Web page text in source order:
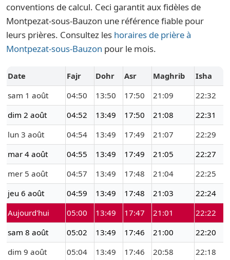
conventions de calcul. Ceci garantit aux fidèles de
Montpezat-sous-Bauzon une référence fiable pour
leurs prières. Consultez les horaires de prière à
Montpezat-sous-Bauzon pour le mois.
Date Fajr Dohr Asr Maghrib
Isha
sam 1 août
04:50 13:50 17:50 21:09
22:32
dim 2 août
04:52 13:49 17:50 21:08
22:31
lun 3 août
04:54 13:49 17:49 21:07
22:29
mar 4 août
04:55 13:49 17:49 21:05
22:27
mer 5 août
04:57 13:49 17:48 21:04
22:25
jeu 6 août
04:59 13:49 17:48 21:03
22:24
Aujourd'hui
05:00 13:49 17:47 21:01
22:22
sam 8 août
05:02 13:49 17:46 21:00
22:20
dim 9 août
05:04 13:49 17:46 20:58
22:18